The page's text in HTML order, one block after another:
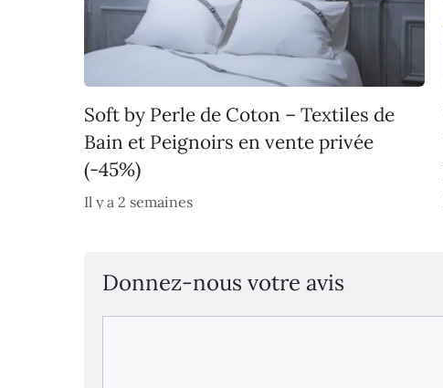
Soft by Perle de Coton – Textiles de
Bain et Peignoirs en vente privée
(-45%)
Il y a 2 semaines
Donnez-nous votre avis